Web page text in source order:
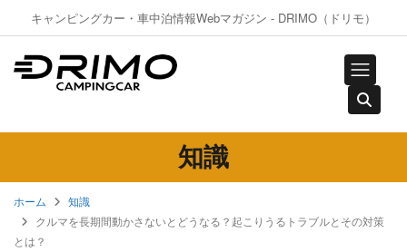
キャンピングカー・車中泊情報Webマガジン - DRIMO（ドリモ）
知識
ホーム
知識
クルマを長期間動かさないとどうなる？起こりうるトラブルとその対策
とは？